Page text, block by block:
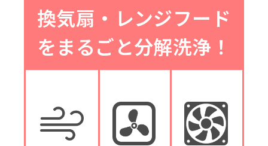
換気扇・レンジフード
をまるごと分解洗浄！